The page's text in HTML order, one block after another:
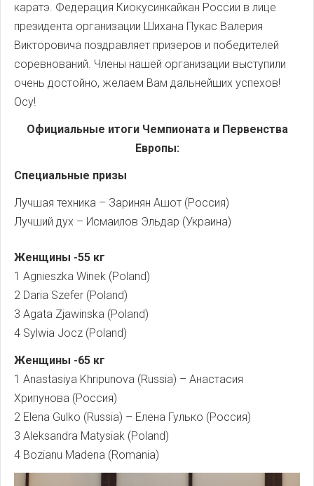
каратэ. Федерация Киокусинкайкан России в лице
президента организации Шихана Пукас Валерия
Викторовича поздравляет призеров и победителей
соревнований. Члены нашей организации выступили
очень достойно, желаем Вам дальнейших успехов!
Осу!
Официальные итоги Чемпионата и Первенства
Европы:
Cпециальные призы
Лучшая техника – Заринян Ашот (Россия)
Лучший дух – Исмаилов Эльдар (Украина)
Женщины -55 кг
1 Agnieszka Winek (Poland)
2 Daria Szefer (Poland)
3 Agata Zjawinska (Poland)
4 Sylwia Jocz (Poland)
Женщины -65 кг
1 Anastasiya Khripunova (Russia) – Анастасия
Хрипунова (Россия)
2 Elena Gulko (Russia) – Елена Гулько (Россия)
3 Aleksandra Matysiak (Poland)
4 Bozianu Madena (Romania)